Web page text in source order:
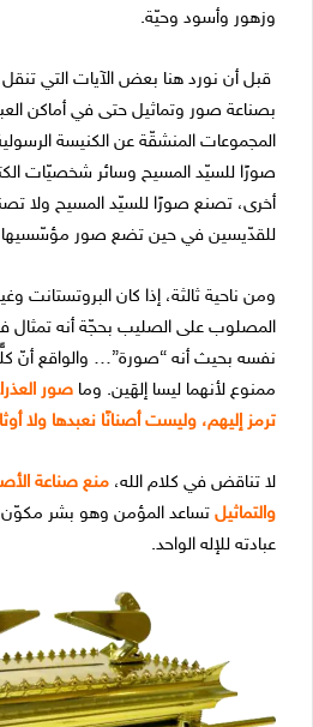
وزهور وأسود وحيّة.
قبل أن نورد هنا بعض الآيات التي تنقل
بصناعة صور وتماثيل حتى في أماكن
المجموعات المنشقّة عن الكنيسة
صورًا للسيّد المسيح وسائر شخصيّات
أخرى، تصنع صورًا للسيّد المسيح ولا
للقدّيسين في حين تضع صور مؤسّسيها
ومن ناحية ثالثة، إذا كان
المصلوب على الصليب بحجّة أنه تمثال
نفسه بحيث أنه “صورة”… والواقع أنّ
ممنوع لأنهما ليسا إلهَين. وما صور
ترمز إليهم، وليست أصنانًا نعبدها ولا
لا تناقض في كلام الله، منع صناعة
والتماثيل تساعد المؤمن وهو بشر
عبادته للإله الواحد.